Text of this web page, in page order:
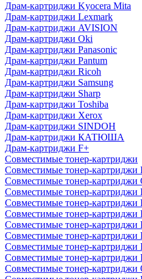
Драм-картриджи Kyocera Mita
Драм-картриджи Lexmark
Драм-картриджи AVISION
Драм-картриджи Oki
Драм-картриджи Panasonic
Драм-картриджи Pantum
Драм-картриджи Ricoh
Драм-картриджи Samsung
Драм-картриджи Sharp
Драм-картриджи Toshiba
Драм-картриджи Xerox
Драм-картриджи SINDOH
Драм-картриджи КАТЮША
Драм-картриджи F+
Совместимые тонер-картриджи
Совместимые тонер-картриджи
Совместимые тонер-картриджи
Совместимые тонер-картриджи
Совместимые тонер-картриджи
Совместимые тонер-картриджи
Совместимые тонер-картриджи
Совместимые тонер-картриджи
Совместимые тонер-картриджи
Совместимые тонер-картриджи
Совместимые тонер-картриджи